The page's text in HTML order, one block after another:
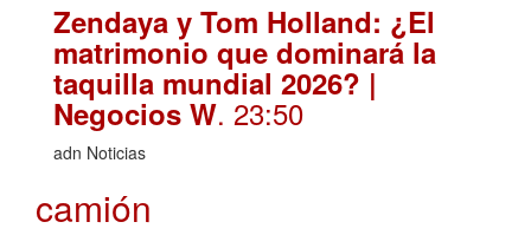
Zendaya y Tom Holland: ¿El
matrimonio que dominará la
taquilla mundial 2026? |
Negocios W. 23:50
adn Noticias
camión